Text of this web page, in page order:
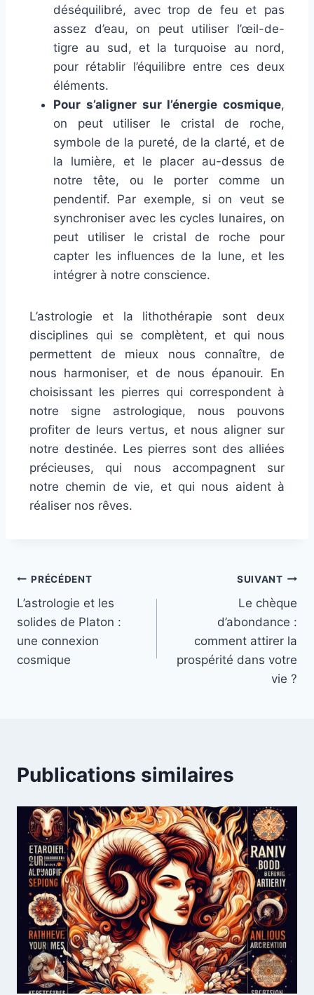
déséquilibré, avec trop de feu et pas
assez d’eau, on peut utiliser l’œil-de-
tigre au sud, et la turquoise au nord,
pour rétablir l’équilibre entre ces deux
éléments.
Pour s’aligner sur l’énergie cosmique,
on peut utiliser le cristal de roche,
symbole de la pureté, de la clarté, et de
la lumière, et le placer au-dessus de
notre tête, ou le porter comme un
pendentif. Par exemple, si on veut se
synchroniser avec les cycles lunaires, on
peut utiliser le cristal de roche pour
capter les influences de la lune, et les
intégrer à notre conscience.
L’astrologie et la lithothérapie sont deux
disciplines qui se complètent, et qui nous
permettent de mieux nous connaître, de
nous harmoniser, et de nous épanouir. En
choisissant les pierres qui correspondent à
notre signe astrologique, nous pouvons
profiter de leurs vertus, et nous aligner sur
notre destinée. Les pierres sont des alliées
précieuses, qui nous accompagnent sur
notre chemin de vie, et qui nous aident à
réaliser nos rêves.
PRÉCÉDENT
L’astrologie et les
solides de Platon :
une connexion
cosmique
SUIVANT
Le chèque
d’abondance :
comment attirer la
prospérité dans votre
vie ?
Publications similaires